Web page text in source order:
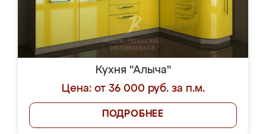
Кухня "Алыча"
Цена: от 36 000 руб. за п.м.
ПОДРОБНЕЕ